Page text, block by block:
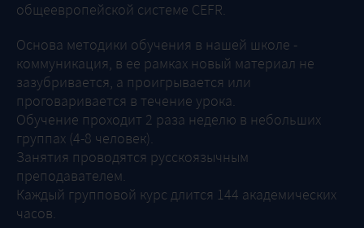
общеевропейской системе CEFR.
Основа методики обучения в нашей школе -
коммуникация, в ее рамках новый материал не
зазубривается, а проигрывается или
проговаривается в течение урока.
Обучение проходит 2 раза неделю в небольших
группах (4-8 человек).
Занятия проводятся русскоязычным
преподавателем.
Каждый групповой курс длится 144 академических
часов.